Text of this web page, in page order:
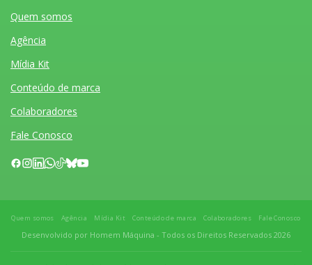
Quem somos
Agência
Mídia Kit
Conteúdo de marca
Colaboradores
Fale Conosco
Quem somos Agência Mídia Kit Conteúdo de marca Colaboradores Fale Conosco
Desenvolvido por Homem Máquina - Todos os Direitos Reservados 2026